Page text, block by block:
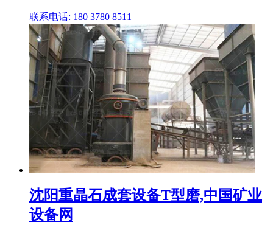
联系电话: 180 3780 8511
沈阳重晶石成套设备T型磨,中国矿业
设备网